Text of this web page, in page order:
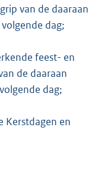
van de daaraan
dag;
feest- en
de daaraan
dag;
Kerstdagen en